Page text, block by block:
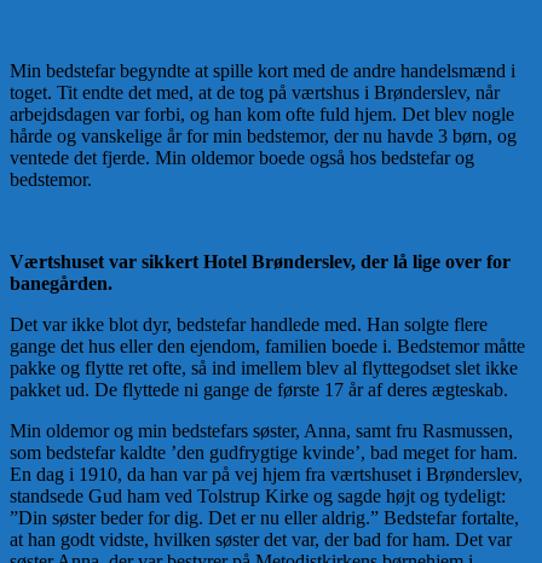
Min bedstefar begyndte at spille kort med de andre handelsmænd i
toget. Tit endte det med, at de tog på værtshus i Brønderslev, når
arbejdsdagen var forbi, og han kom ofte fuld hjem. Det blev nogle
hårde og vanskelige år for min bedstemor, der nu havde 3 børn, og
ventede det fjerde. Min oldemor boede også hos bedstefar og
bedstemor.
Værtshuset var sikkert Hotel Brønderslev, der lå lige over for
banegården.
Det var ikke blot dyr, bedstefar handlede med. Han solgte flere
gange det hus eller den ejendom, familien boede i. Bedstemor måtte
pakke og flytte ret ofte, så ind imellem blev al flyttegodset slet ikke
pakket ud. De flyttede ni gange de første 17 år af deres ægteskab.
Min oldemor og min bedstefars søster, Anna, samt fru Rasmussen,
som bedstefar kaldte ’den gudfrygtige kvinde’, bad meget for ham.
En dag i 1910, da han var på vej hjem fra værtshuset i Brønderslev,
standsede Gud ham ved Tolstrup Kirke og sagde højt og tydeligt:
”Din søster beder for dig. Det er nu eller aldrig.” Bedstefar fortalte,
at han godt vidste, hvilken søster det var, der bad for ham. Det var